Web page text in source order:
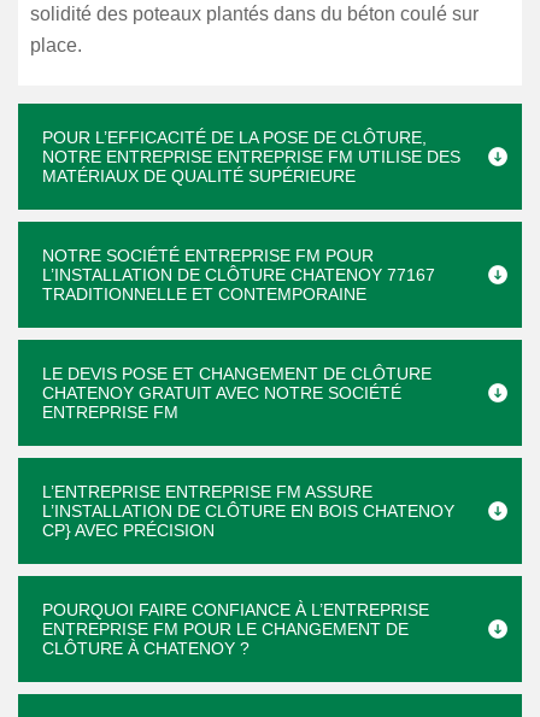
solidité des poteaux plantés dans du béton coulé sur
place.
POUR L’EFFICACITÉ DE LA POSE DE CLÔTURE,
NOTRE ENTREPRISE ENTREPRISE FM UTILISE DES
MATÉRIAUX DE QUALITÉ SUPÉRIEURE
NOTRE SOCIÉTÉ ENTREPRISE FM POUR
L’INSTALLATION DE CLÔTURE CHATENOY 77167
TRADITIONNELLE ET CONTEMPORAINE
LE DEVIS POSE ET CHANGEMENT DE CLÔTURE
CHATENOY GRATUIT AVEC NOTRE SOCIÉTÉ
ENTREPRISE FM
L’ENTREPRISE ENTREPRISE FM ASSURE
L’INSTALLATION DE CLÔTURE EN BOIS CHATENOY
CP} AVEC PRÉCISION
POURQUOI FAIRE CONFIANCE À L’ENTREPRISE
ENTREPRISE FM POUR LE CHANGEMENT DE
CLÔTURE À CHATENOY ?